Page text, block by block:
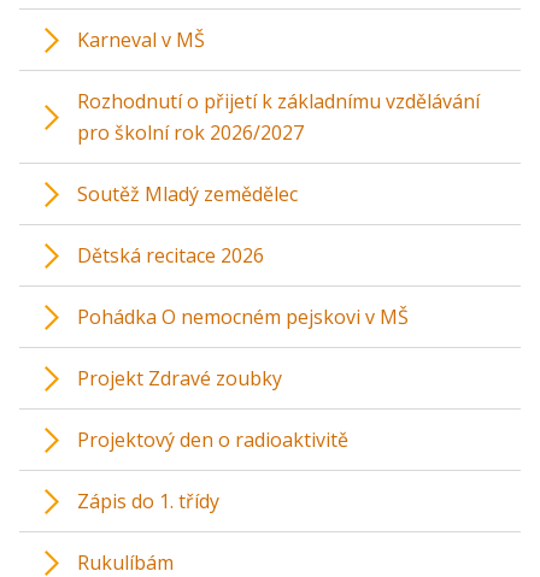
Karneval v MŠ
Rozhodnutí o přijetí k základnímu vzdělávání
pro školní rok 2026/2027
Soutěž Mladý zemědělec
Dětská recitace 2026
Pohádka O nemocném pejskovi v MŠ
Projekt Zdravé zoubky
Projektový den o radioaktivitě
Zápis do 1. třídy
Rukulíbám